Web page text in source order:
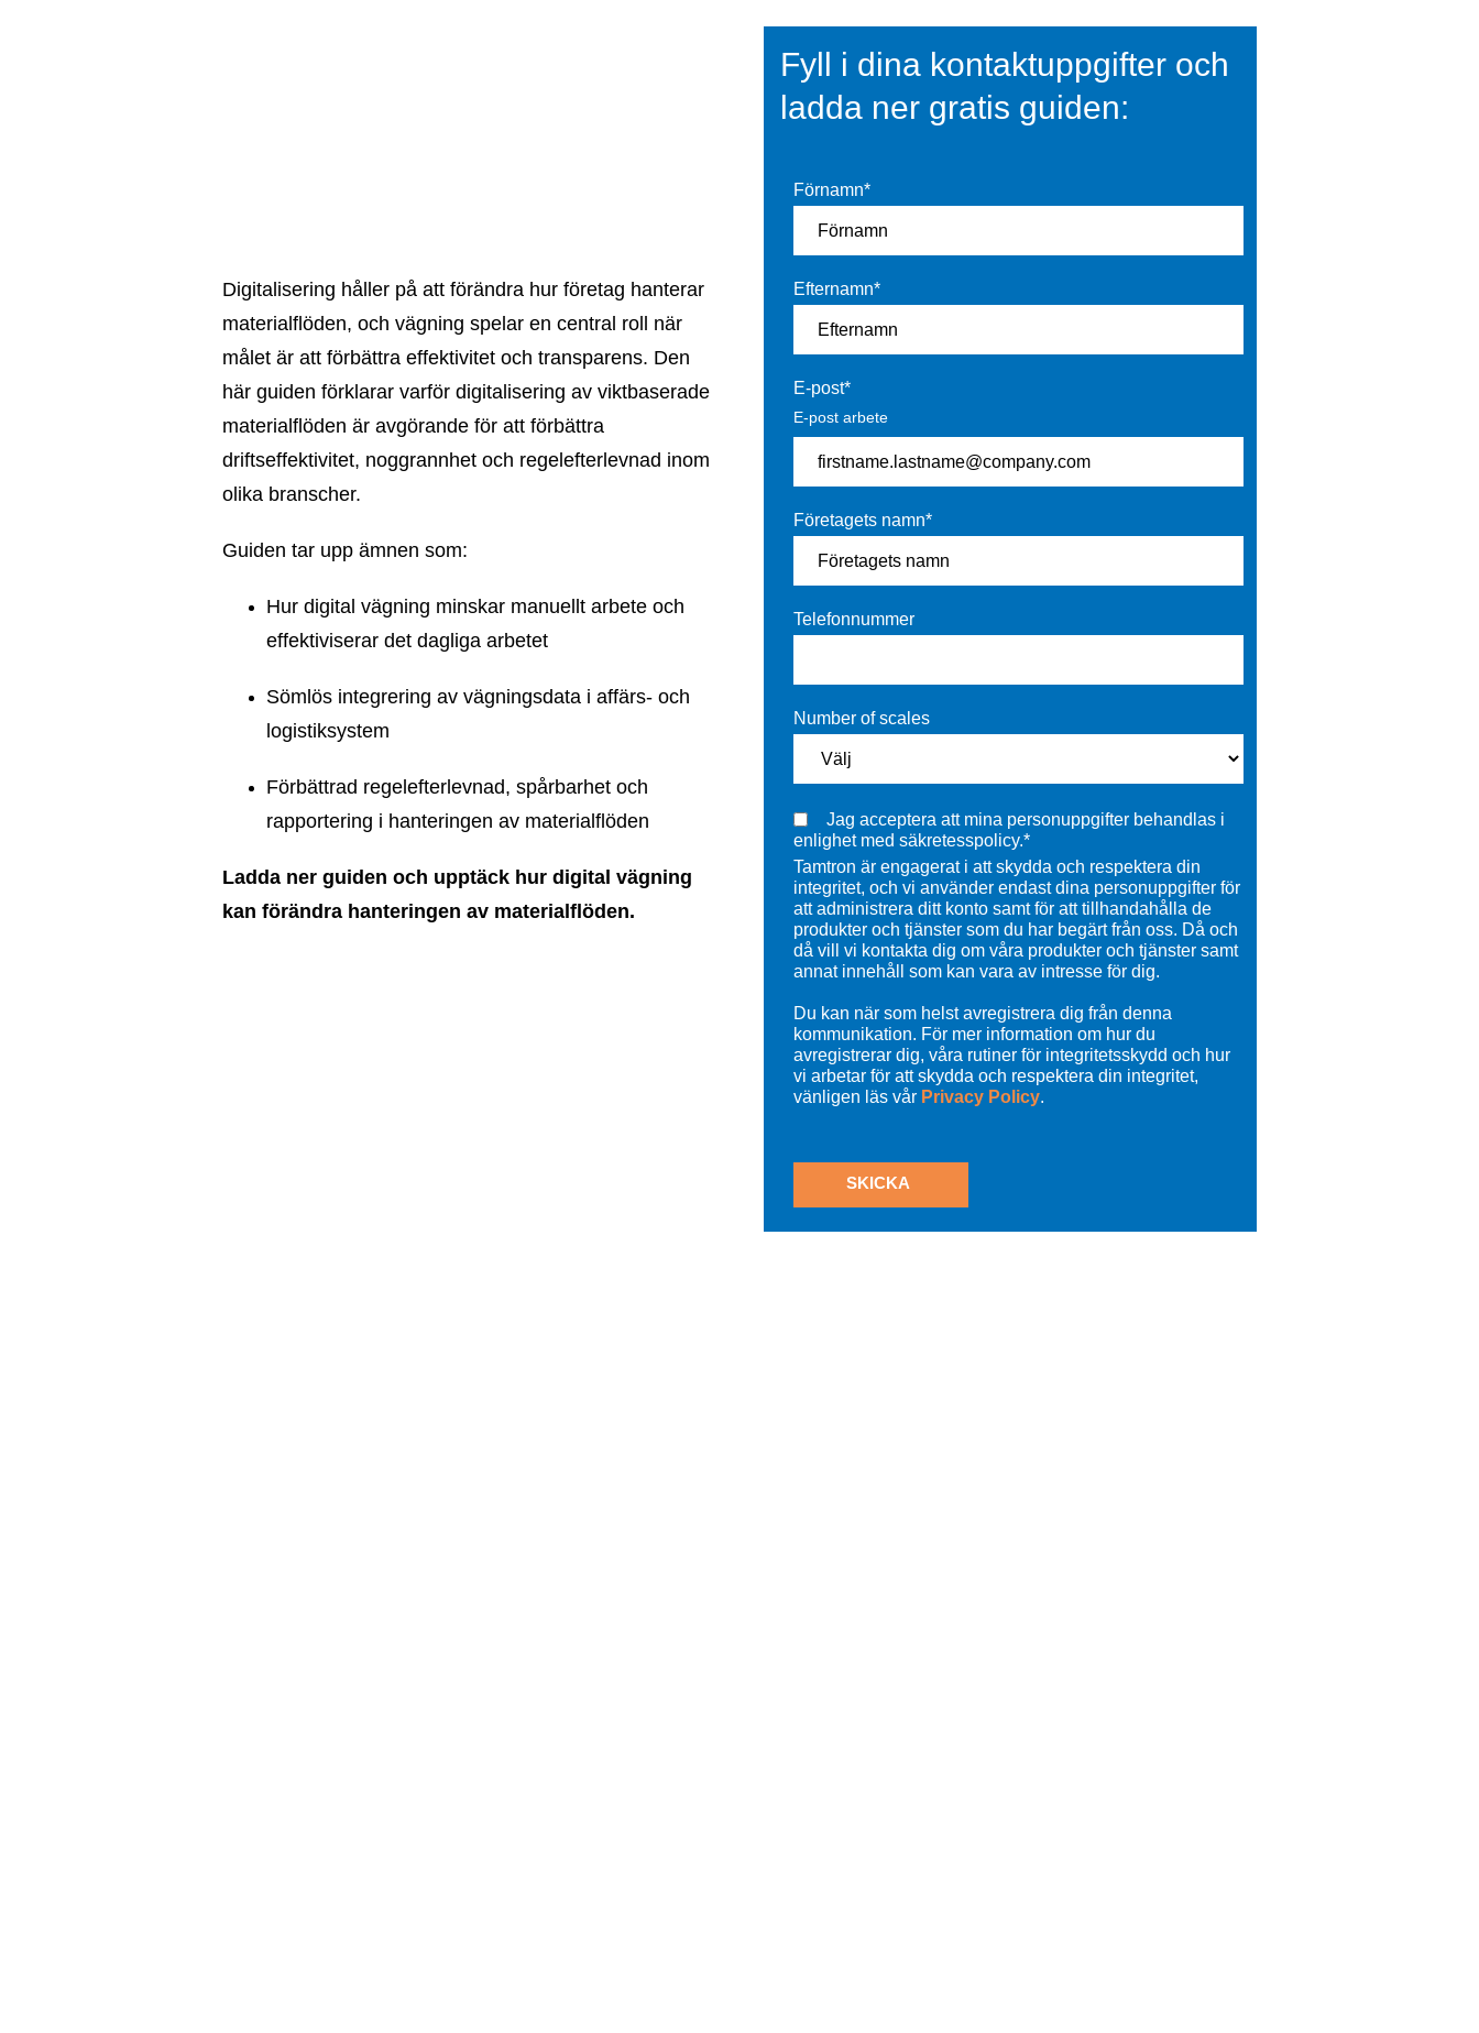
Digitalisering håller på att förändra hur företag hanterar
materialflöden, och vägning spelar en central roll när
målet är att förbättra effektivitet och transparens. Den
här guiden förklarar varför digitalisering av viktbaserade
materialflöden är avgörande för att förbättra
driftseffektivitet, noggrannhet och regelefterlevnad inom
olika branscher.
Guiden tar upp ämnen som:
Hur digital vägning minskar manuellt arbete och
effektiviserar det dagliga arbetet
Sömlös integrering av vägningsdata i affärs- och
logistiksystem
Förbättrad regelefterlevnad, spårbarhet och
rapportering i hanteringen av materialflöden
Ladda ner guiden och upptäck hur digital vägning
kan förändra hanteringen av materialflöden.
Fyll i dina kontaktuppgifter och
ladda ner gratis guiden:
Förnamn*
Efternamn*
E-post*
E-post arbete
Företagets namn*
Telefonnummer
Number of scales
Jag acceptera att mina personuppgifter behandlas i
enlighet med säkretesspolicy.*
Tamtron är engagerat i att skydda och respektera din
integritet, och vi använder endast dina personuppgifter för
att administrera ditt konto samt för att tillhandahålla de
produkter och tjänster som du har begärt från oss. Då och
då vill vi kontakta dig om våra produkter och tjänster samt
annat innehåll som kan vara av intresse för dig.
Du kan när som helst avregistrera dig från denna
kommunikation. För mer information om hur du
avregistrerar dig, våra rutiner för integritetsskydd och hur
vi arbetar för att skydda och respektera din integritet,
vänligen läs vår Privacy Policy.